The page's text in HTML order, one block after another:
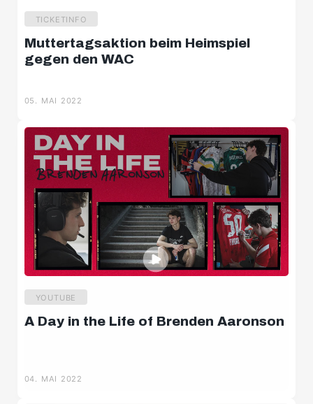
TICKETINFO
Muttertagsaktion beim Heimspiel
gegen den WAC
05. MAI 2022
YOUTUBE
A Day in the Life of Brenden Aaronson
04. MAI 2022